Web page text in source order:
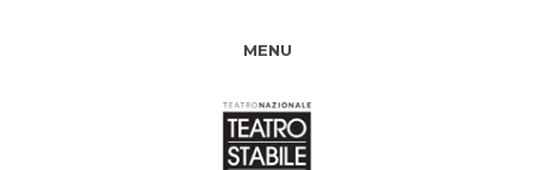
MENU